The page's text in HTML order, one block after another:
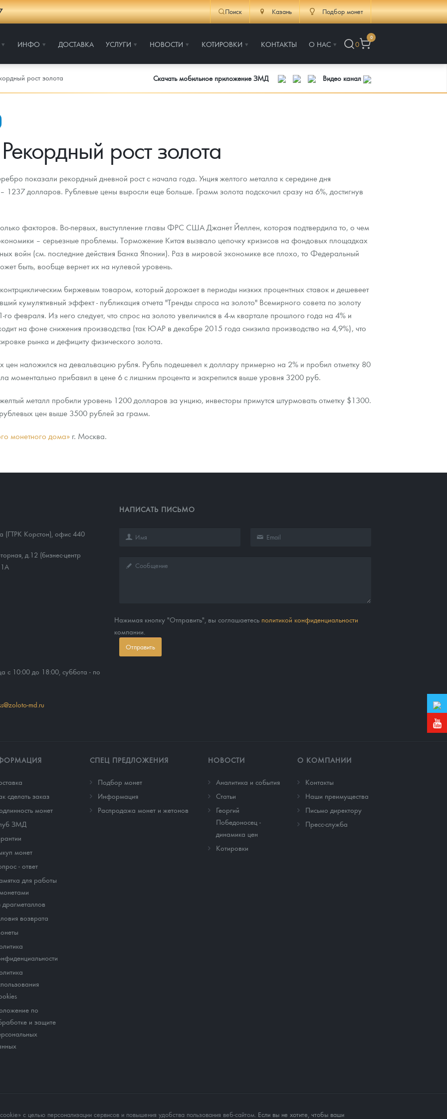
Поиск Казань Подбор монет
ИНФО ДОСТАВКА УСЛУГИ НОВОСТИ КОТИРОВКИ КОНТАКТЫ О НАС 0
0
платины на 2026 год
рост золота Скачать мобильное приложение ЗМД Видео канал
Рекордный рост золота
показали рекордный дневной рост с начала года. Унция желтого металла к середине дня
долларов. Рублевые цены выросли еще больше. Грамм золота подскочил сразу на 6%, достигнув
факторов. Во-первых, выступление главы ФРС США Джанет Йеллен, которая подтвердила то, о чем
– серьезные проблемы. Торможение Китая вызвало цепочку кризисов на фондовых площадках
войн (см. последние действия Банка Японии). Раз в мировой экономике все плохо, то Федеральный
быть, вообще вернет их на нулевой уровень.
биржевым товаром, который дорожает в периоды низких процентных ставок и дешевеет
кумулятивный эффект - публикация отчета "Тренды спроса на золото" Всемирного совета по золоту
го февраля. Из него следует, что спрос на золото увеличился в 4-м квартале прошлого года на 4% и
на фоне снижения производства (так ЮАР в декабре 2015 года снизила производство на 4,9%), что
рынка и дефициту физического золота.
цен наложился на девальвацию рубля. Рубль подешевел к доллару примерно на 2% и пробил отметку 80
моментально прибавил в цене 6 с лишним процента и закрепился выше уровня 3200 руб.
металл пробили уровень 1200 долларов за унцию, инвесторы примутся штурмовать отметку $1300.
цен выше 3500 рублей за грамм.
монетного дома» г. Москва.
(ГТРК Корстон), офис 440
д.12 (бизнес-центр
с 10:00 до 18:00, суббота - по
md.ru
НАПИСАТЬ ПИСЬМО
Нажимая кнопку "Отправить", вы соглашаетесь политикой конфиденциальности
компании.
Отправить
сделать заказ
монет
ЗМД
монет
- ответ
для работы
драгметаллов
возврата
по
и защите
СПЕЦ ПРЕДЛОЖЕНИЯ
Подбор монет
Информация
Распродажа монет и жетонов
НОВОСТИ
Аналитика и события
Cтатьи
Георгий
Победоносец -
динамика цен
Котировки
О КОМПАНИИ
Контакты
Наши преимущества
Письмо директору
Пресс-служба
с целью персонализации сервисов и повышения удобства пользования веб-сайтом. Если вы не хотите, чтобы ваши